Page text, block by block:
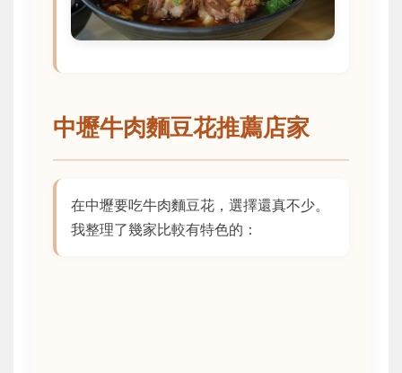
中壢牛肉麵豆花推薦店家
在中壢要吃牛肉麵豆花，選擇還真不少。
我整理了幾家比較有特色的：